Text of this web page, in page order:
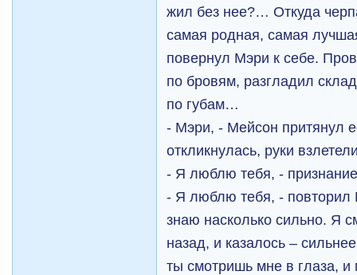
жил без нее?… Откуда
самая родная, самая
повернул Мэри к себе.
по бровям, разгладил
по губам…
- Мэри, - Мейсон притянул
откликнулась, руки
- Я люблю тебя, -
- Я люблю тебя, -
знаю насколько сильно. Я
назад, и казалось –
ты смотришь мне в глаза,